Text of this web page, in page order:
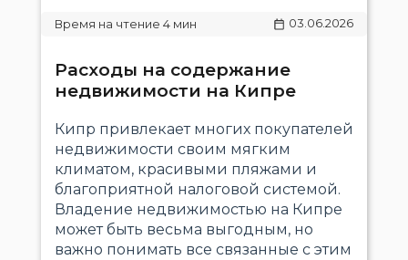
03.06.2026
Расходы на содержание
недвижимости на Кипре
Кипр привлекает многих покупателей
недвижимости своим мягким
климатом, красивыми пляжами и
благоприятной налоговой системой.
Владение недвижимостью на Кипре
может быть весьма выгодным, но
важно понимать все связанные с этим